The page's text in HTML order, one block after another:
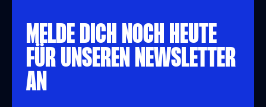
MELDE DICH NOCH HEUTE
FÜR UNSEREN NEWSLETTER
AN